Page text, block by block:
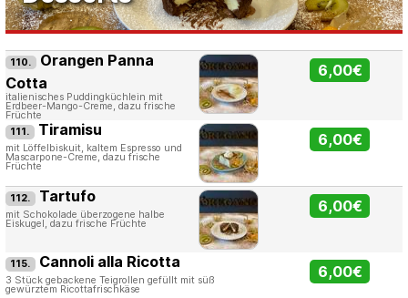
110. Orangen Panna
Cotta
italienisches Puddingküchlein mit
Erdbeer-Mango-Creme, dazu frische
Früchte
6,00€
111. Tiramisu
mit Löffelbiskuit, kaltem Espresso und
Mascarpone-Creme, dazu frische
Früchte
6,00€
112. Tartufo
mit Schokolade überzogene halbe
Eiskugel, dazu frische Früchte
6,00€
115. Cannoli alla Ricotta
3 Stück gebackene Teigrollen gefüllt mit süß
gewürztem Ricottafrischkäse
6,00€